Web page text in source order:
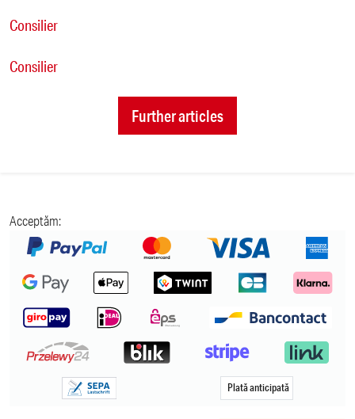
Consilier
Consilier
Further articles
Acceptăm:
Plată anticipată